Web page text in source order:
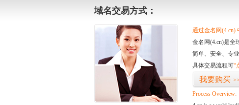
域名交易方式：
通过金名网(4.cn)
金名网(4.cn)是全
简单、安全、专
具体交易流程可“
我要购买 >>
Process Overview: